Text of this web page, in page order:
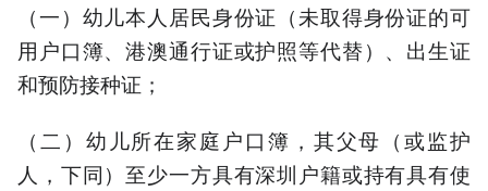
（一）幼儿本人居民身份证（未取得身份证的可
用户口簿、港澳通行证或护照等代替）、出生证
和预防接种证；
（二）幼儿所在家庭户口簿，其父母（或监护
人，下同）至少一方具有深圳户籍或持有具有使